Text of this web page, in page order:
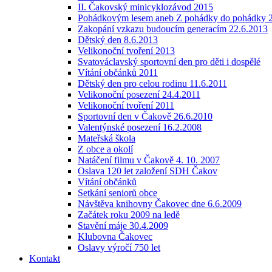
II. Čakovský minicyklozávod 2015
Pohádkovým lesem aneb Z pohádky do pohádky
Zakopání vzkazu budoucím generacím 22.6.2013
Dětský den 8.6.2013
Velikonoční tvoření 2013
Svatováclavský sportovní den pro děti i dospělé
Vítání občánků 2011
Dětský den pro celou rodinu 11.6.2011
Velikonoční posezení 24.4.2011
Velikonoční tvoření 2011
Sportovní den v Čakově 26.6.2010
Valentýnské posezení 16.2.2008
Mateřská škola
Z obce a okolí
Natáčení filmu v Čakově 4. 10. 2007
Oslava 120 let založení SDH Čakov
Vítání občánků
Setkání seniorů obce
Návštěva knihovny Čakovec dne 6.6.2009
Začátek roku 2009 na ledě
Stavění máje 30.4.2009
Klubovna Čakovec
Oslavy výročí 750 let
Kontakt